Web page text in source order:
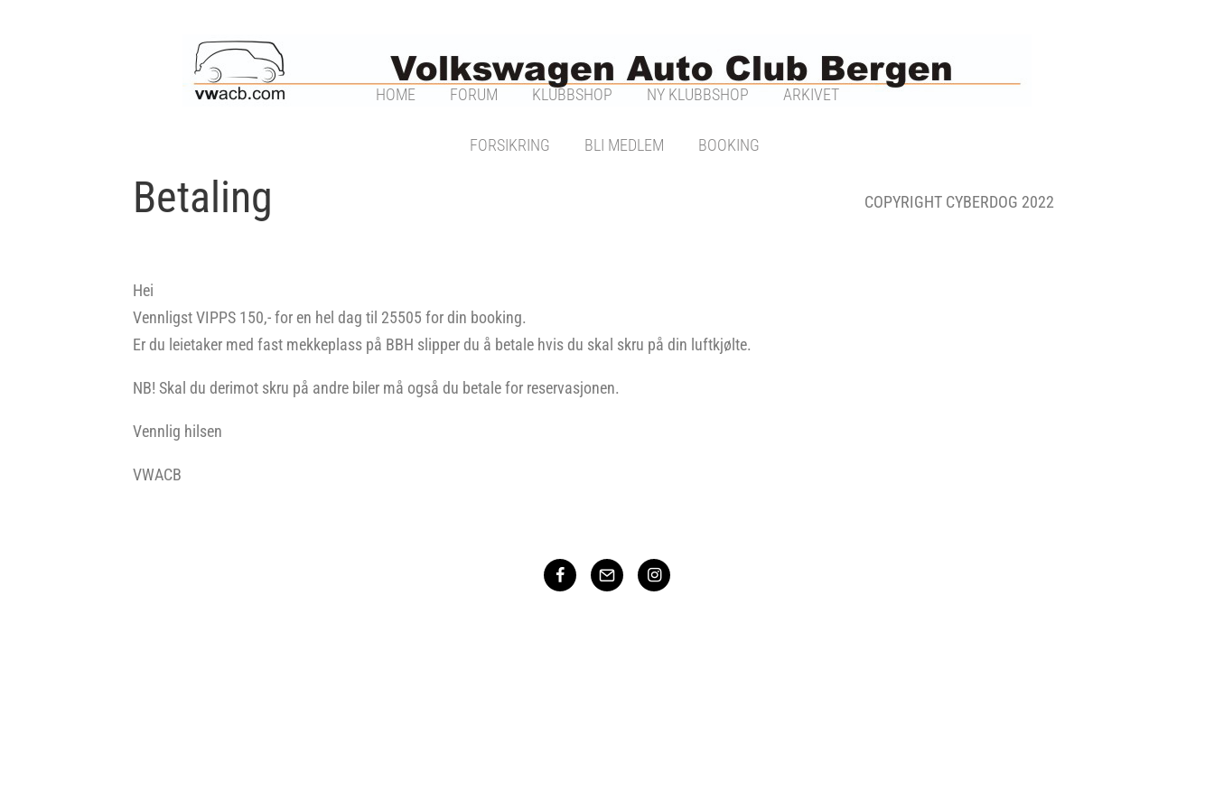
HOME FORUM KLUBBSHOP NY KLUBBSHOP ARKIVET
FORSIKRING BLI MEDLEM BOOKING
Betaling
Hei
Vennligst VIPPS 150,- for en hel dag til 25505 for din booking.
Er du leietaker med fast mekkeplass på BBH slipper du å betale hvis du skal skru på din luftkjølte.
NB! Skal du derimot skru på andre biler må også du betale for reservasjonen.
Vennlig hilsen
VWACB
COPYRIGHT CYBERDOG 2022